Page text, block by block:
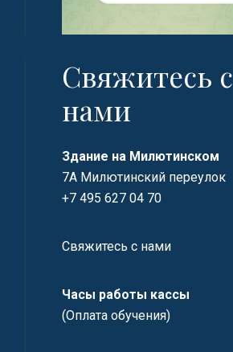
Свяжитесь с
нами
Здание на Милютинском
7А Милютинский переулок
+7 495 627 04 70
Свяжитесь с нами
Часы работы кассы
(Оплата обучения)